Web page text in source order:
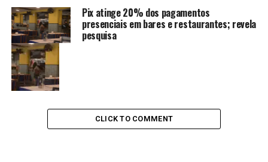
Pix atinge 20% dos pagamentos
presenciais em bares e restaurantes; revela
pesquisa
CLICK TO COMMENT